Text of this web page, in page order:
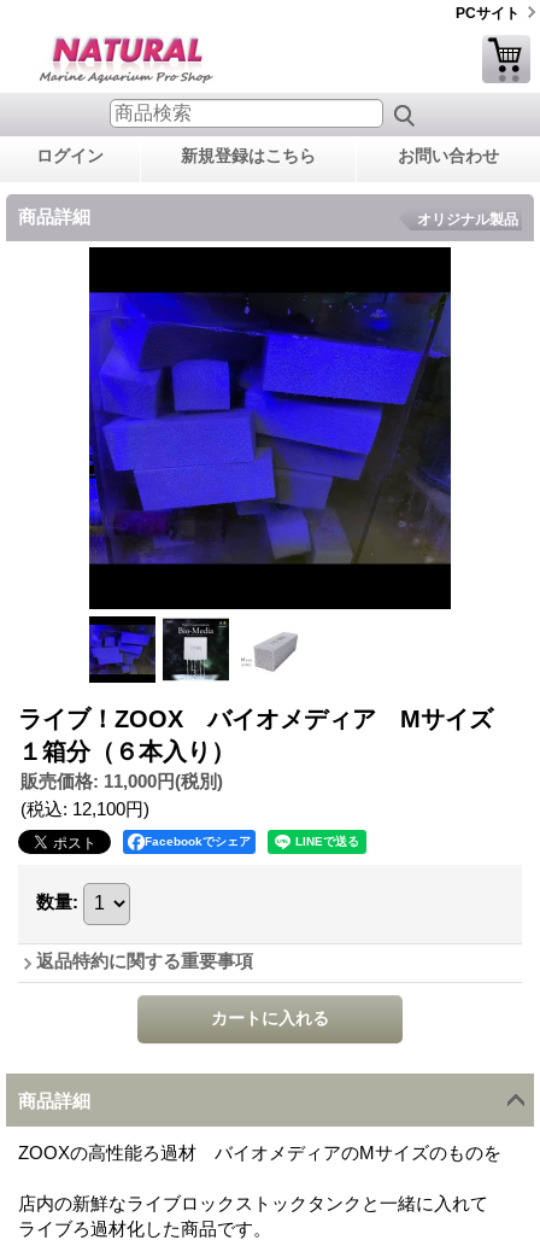
PCサイト
ログイン 新規登録はこちら お問い合わせ
商品詳細 オリジナル製品
ライブ！ZOOX バイオメディア Mサイズ
１箱分（６本入り）
販売価格: 11,000円(税別)
(税込: 12,100円)
Facebookでシェア
数量:
返品特約に関する重要事項
商品詳細
ZOOXの高性能ろ過材 バイオメディアのMサイズのものを
店内の新鮮なライブロックストックタンクと一緒に入れて
ライブろ過材化した商品です。